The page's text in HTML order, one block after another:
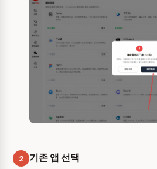
2 기존 앱 선택